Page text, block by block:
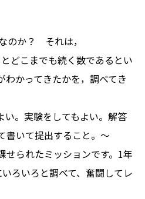
のか？ それは，
までも続く数であるとい
わかってきたかを，調べてき
い。実験をしてもよい。解答
書いて提出すること。～
せられたミッションです。1年
ろいろと調べて、奮闘してレ